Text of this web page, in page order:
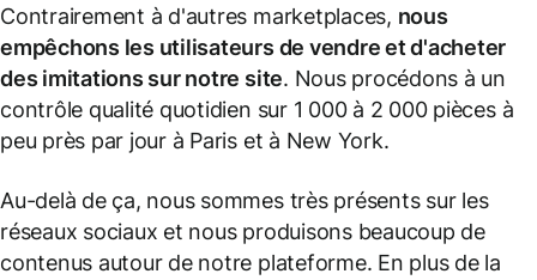
Contrairement à d'autres marketplaces, nous
empêchons les utilisateurs de vendre et d'acheter
des imitations sur notre site. Nous procédons à un
contrôle qualité quotidien sur 1 000 à 2 000 pièces à
peu près par jour à Paris et à New York.
Au-delà de ça, nous sommes très présents sur les
réseaux sociaux et nous produisons beaucoup de
contenus autour de notre plateforme. En plus de la